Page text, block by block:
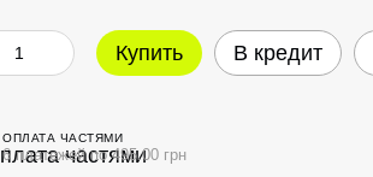
Купить В кредит
ОПЛАТА ЧАСТЯМИ
6 платежей по 495.00 грн